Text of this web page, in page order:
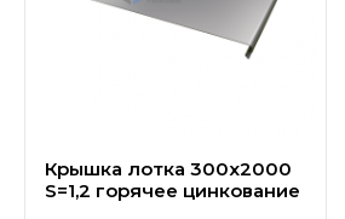
Крышка лотка 300х2000
S=1,2 горячее цинкование